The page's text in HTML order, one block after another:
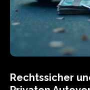
Rechtssicher